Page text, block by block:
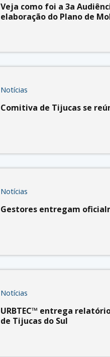
Veja como foi a 3a
elaboração do Plano de
Notícias
Comitiva de Tijucas se
Notícias
Gestores entregam
Notícias
URBTEC™ entrega
de Tijucas do Sul